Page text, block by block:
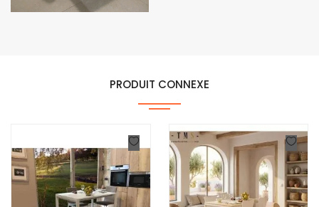
PRODUIT CONNEXE